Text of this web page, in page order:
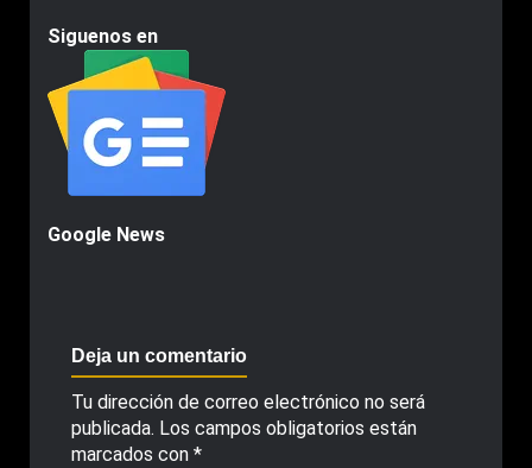
Siguenos en
Google News
Deja un comentario
Tu dirección de correo electrónico no será
publicada. Los campos obligatorios están
marcados con *